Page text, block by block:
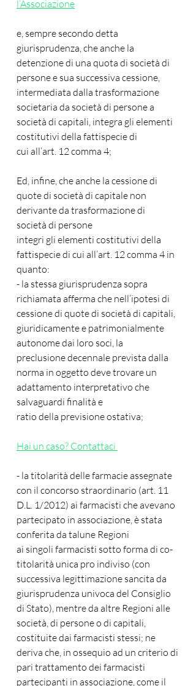
l’Associazione
e, sempre secondo detta
giurisprudenza, che anche la
detenzione di una quota di società di
persone e sua successiva cessione,
intermediata dalla trasformazione
societaria da società di persone a
società di capitali, integra gli elementi
costitutivi della fattispecie di
cui all’art. 12 comma 4;
Ed, infine, che anche la cessione di
quote di società di capitale non
derivante da trasformazione di
società di persone
integri gli elementi costitutivi della
fattispecie di cui all’art. 12 comma 4 in
quanto:
- la stessa giurisprudenza sopra
richiamata afferma che nell’ipotesi di
cessione di quote di società di capitali,
giuridicamente e patrimonialmente
autonome dai loro soci, la
preclusione decennale prevista dalla
norma in oggetto deve trovare un
adattamento interpretativo che
salvaguardi finalità e
ratio della previsione ostativa;
Hai un caso? Contattaci
- la titolarità delle farmacie assegnate
con il concorso straordinario (art. 11
D.L. 1/2012) ai farmacisti che avevano
partecipato in associazione, è stata
conferita da talune Regioni
ai singoli farmacisti sotto forma di co-
titolarità unica pro indiviso (con
successiva legittimazione sancita da
giurisprudenza univoca del Consiglio
di Stato), mentre da altre Regioni alle
società, di persone o di capitali,
costituite dai farmacisti stessi; ne
deriva che, in ossequio ad un criterio di
pari trattamento dei farmacisti
partecipanti in associazione, come il